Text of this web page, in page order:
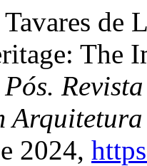
de
The
Pós.
2024,